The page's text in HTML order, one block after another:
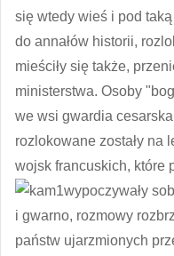
się wtedy wieś i pod
do annałów historii,
mieściły się także,
ministerstwa. Osoby
we wsi gwardia
rozlokowane zostały na
wojsk francuskich, które
wypoczywały
i gwarno, rozmowy
państw ujarzmionych